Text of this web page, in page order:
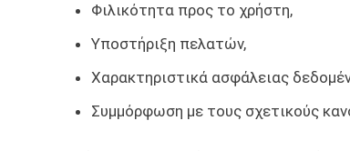
Φιλικότητα προς το χρήστη,
Υποστήριξη πελατών,
Χαρακτηριστικά ασφάλειας
Συμμόρφωση με τους σχετικούς